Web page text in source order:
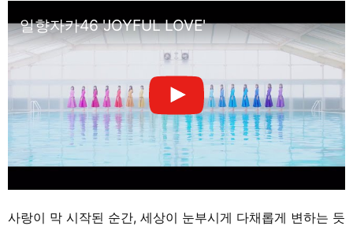
일향자카46 'JOYFUL LOVE'
사랑이 막 시작된 순간, 세상이 눈부시게 다채롭게 변하는 듯